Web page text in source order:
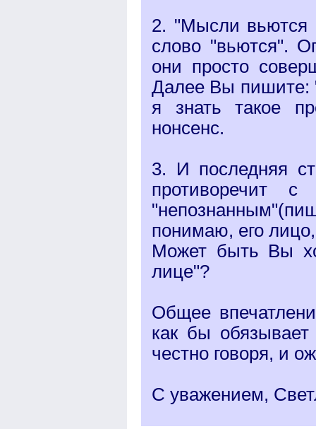
2. "Мысли вьются
слово "вьются".
они просто
Далее Вы пишите:
я знать такое
нонсенс.
3. И последняя
противоречит
понимаю, его
Может быть Вы
лице"?
Общее
как бы
честно говоря, и
С уважением,